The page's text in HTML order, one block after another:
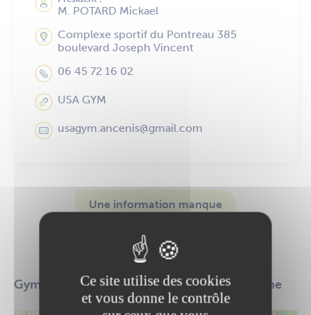
M. POTARD Mickael
Complexe sportif du Pontreau 385
boulevard Joseph Vincent
06 45 72 16 02
USA GYM
usagym.ancenis@gmail.com
Une information manque
Modifier cette fiche
Gymnastique artistique féminine et masculine
Ce site utilise des cookies
et vous donne le contrôle